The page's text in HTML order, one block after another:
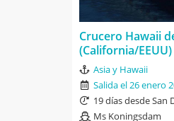
Crucero Hawaii
(California/EEUU)
Asia y Hawaii
Salida el 26 enero
19 días desde San
Ms Koningsdam